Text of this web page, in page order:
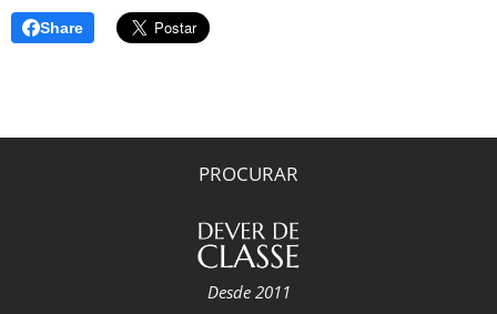
Share
PROCURAR
Desde 2011